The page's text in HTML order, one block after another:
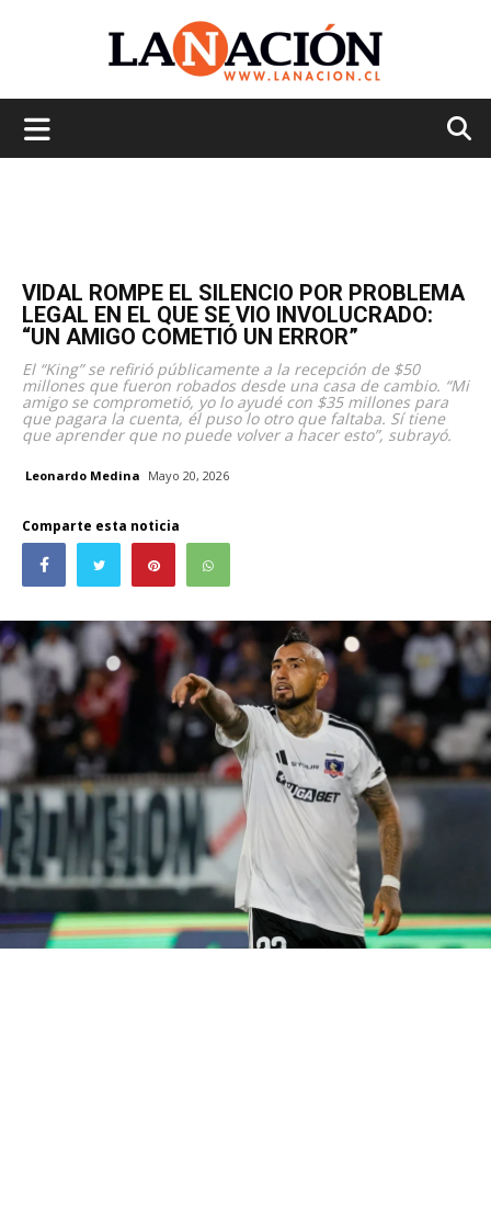
VIDAL ROMPE EL SILENCIO POR PROBLEMA
LEGAL EN EL QUE SE VIO INVOLUCRADO:
“UN AMIGO COMETIÓ UN ERROR”
El “King” se refirió públicamente a la recepción de $50
millones que fueron robados desde una casa de cambio. “Mi
amigo se comprometió, yo lo ayudé con $35 millones para
que pagara la cuenta, él puso lo otro que faltaba. Sí tiene
que aprender que no puede volver a hacer esto”, subrayó.
Leonardo Medina Mayo 20, 2026
Comparte esta noticia